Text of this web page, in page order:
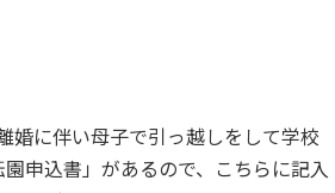
婚に伴い母子で引っ越しをして学校
申込書」があるので、こちらに記入